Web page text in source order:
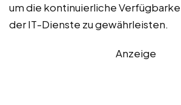
um die kontinuierliche
der IT-Dienste zu gewährleisten.
Anzeige